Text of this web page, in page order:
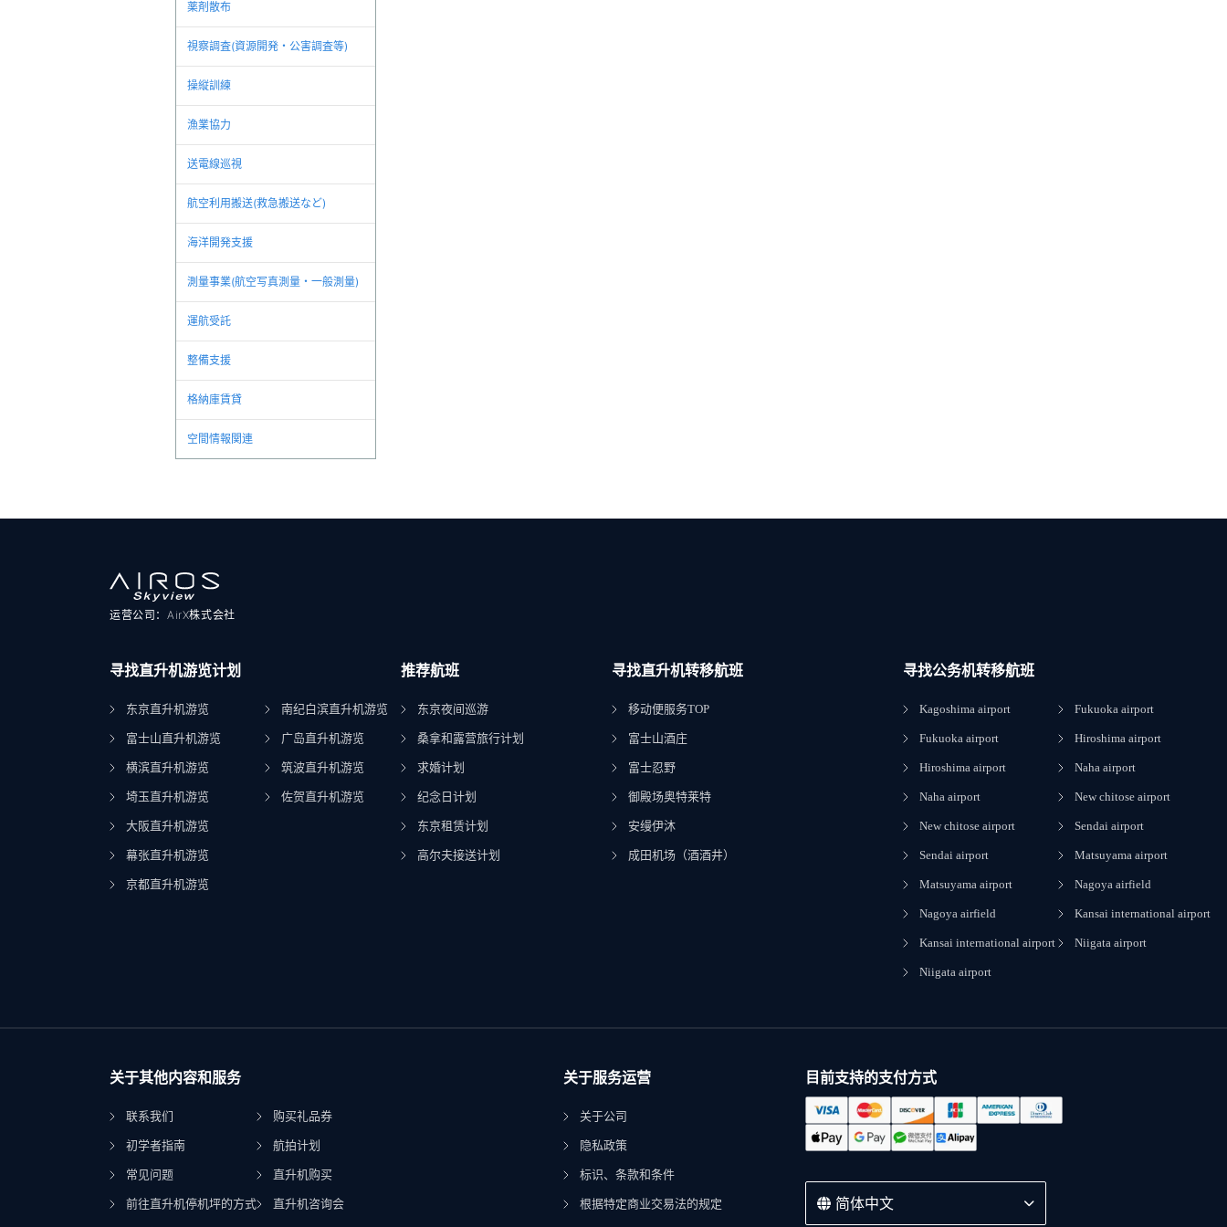
薬剤散布
視察調査(資源開発・公害調査等)
操縦訓練
漁業協力
送電線巡視
航空利用搬送(救急搬送など)
海洋開発支援
測量事業(航空写真測量・一般測量)
運航受託
整備支援
格納庫賃貸
空間情報関連
运营公司：AirX株式会社
寻找直升机游览计划
东京直升机游览
富士山直升机游览
横滨直升机游览
埼玉直升机游览
大阪直升机游览
幕张直升机游览
京都直升机游览
南纪白滨直升机游览
广岛直升机游览
筑波直升机游览
佐贺直升机游览
推荐航班
东京夜间巡游
桑拿和露营旅行计划
求婚计划
纪念日计划
东京租赁计划
高尔夫接送计划
寻找直升机转移航班
移动便服务TOP
富士山酒庄
富士忍野
御殿场奥特莱特
安缦伊沐
成田机场（酒酒井）
寻找公务机转移航班
Kagoshima airport
Fukuoka airport
Hiroshima airport
Naha airport
New chitose airport
Sendai airport
Matsuyama airport
Nagoya airfield
Kansai international airport
Niigata airport
Fukuoka airport
Hiroshima airport
Naha airport
New chitose airport
Sendai airport
Matsuyama airport
Nagoya airfield
Kansai international airport
Niigata airport
关于其他内容和服务
联系我们
初学者指南
常见问题
前往直升机停机坪的方式
购买礼品券
航拍计划
直升机购买
直升机咨询会
关于服务运营
关于公司
隐私政策
标识、条款和条件
根据特定商业交易法的规定
目前支持的支付方式
简体中文